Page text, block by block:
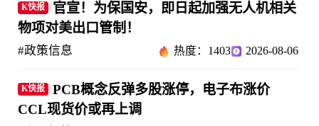
K快报
官宣！为保国安，即日起加强无人机相关
物项对美出口管制！
#政策信息 热度：1403 2026-08-06
K快报
PCB概念反弹多股涨停，电子布涨价
CCL现货价或再上调